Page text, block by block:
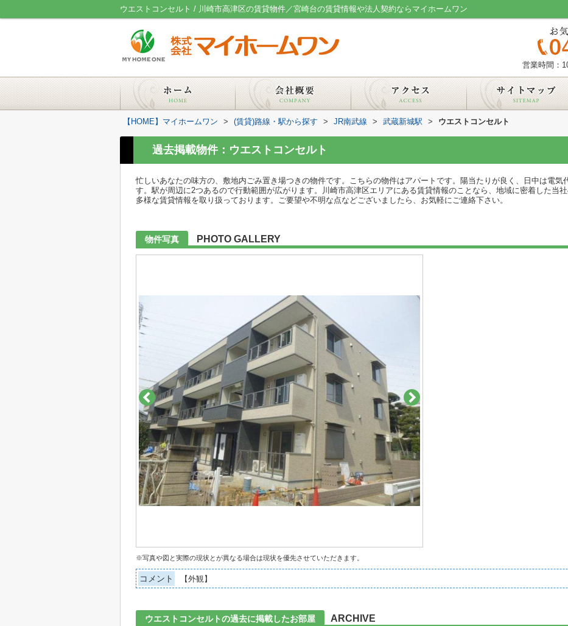
ウエストコンセルト / 川崎市高津区の賃貸物件／宮崎台の賃貸情報や法人契約ならマイホームワン
営業時間：
【HOME】マイホームワン > (賃貸)路線・駅から探す > JR南武線 > 武蔵新城駅 > ウエストコンセルト
過去掲載物件：ウエストコンセルト
忙しいあなたの味方の、敷地内ごみ置き場つきの物件です。こちらの物件はアパートです。陽当たりが良く、日中は電気
す。駅が周辺に2つあるので行動範囲が広がります。川崎市高津区エリアにある賃貸情報のことなら、地域に密着した当
多様な賃貸情報を取り扱っております。ご要望や不明な点などございましたら、お気軽にご連絡下さい。
物件写真 PHOTO GALLERY
※写真や図と実際の現状とが異なる場合は現状を優先させていただきます。
コメント 【外観】
ウエストコンセルトの過去に掲載したお部屋 ARCHIVE